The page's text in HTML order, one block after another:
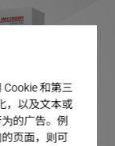
和第三
，以及文本或
的广告。例
页面，则可